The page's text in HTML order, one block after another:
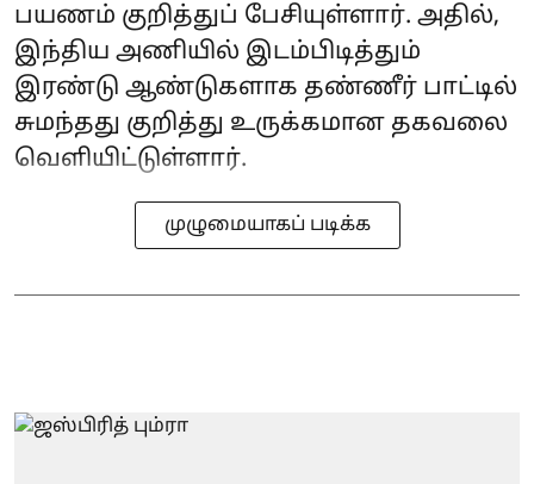
பயணம் குறித்துப் பேசியுள்ளார். அதில்,
இந்திய அணியில் இடம்பிடித்தும்
இரண்டு ஆண்டுகளாக தண்ணீர் பாட்டில்
சுமந்தது குறித்து உருக்கமான தகவலை
வெளியிட்டுள்ளார்.
முழுமையாகப் படிக்க